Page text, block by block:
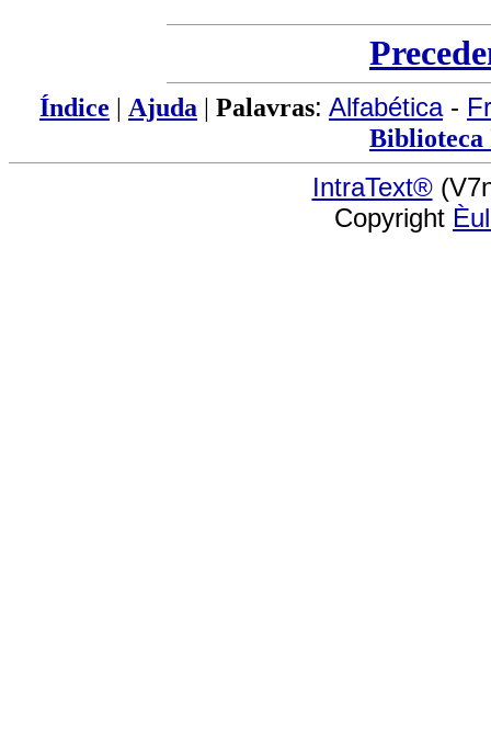
Índice | Ajuda | Palavras: Alfabética-
IntraText®
Copyright